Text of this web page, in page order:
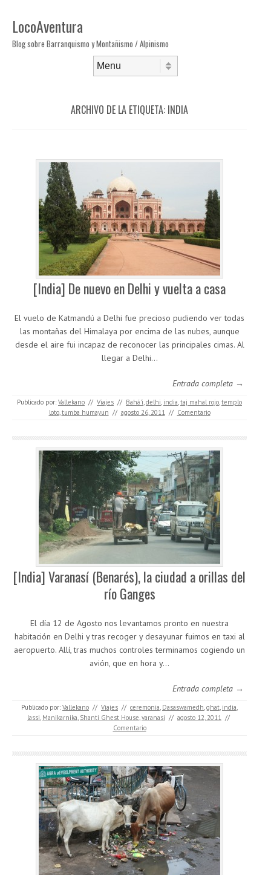
LocoAventura
Blog sobre Barranquismo y Montañismo / Alpinismo
ARCHIVO DE LA ETIQUETA: INDIA
[India] De nuevo en Delhi y vuelta a casa
El vuelo de Katmandú a Delhi fue precioso pudiendo ver todas
las montañas del Himalaya por encima de las nubes, aunque
desde el aire fui incapaz de reconocer las principales cimas. Al
llegar a Delhi…
Entrada completa →
Publicado por: Vallekano // Viajes // Bahá'i,delhi, india,taj mahal rojo,templo
loto,tumba humayun // agosto 26, 2011 // Comentario
[India] Varanasí (Benarés), la ciudad a orillas del
río Ganges
El día 12 de Agosto nos levantamos pronto en nuestra
habitación en Delhi y tras recoger y desayunar fuimos en taxi al
aeropuerto. Allí, tras muchos controles terminamos cogiendo un
avión, que en hora y…
Entrada completa →
Publicado por: Vallekano // Viajes // ceremonia, Dasaswamedh,ghat, india,
lassi, Manikarnika, Shanti Ghest House,varanasi // agosto 12, 2011 //
Comentario